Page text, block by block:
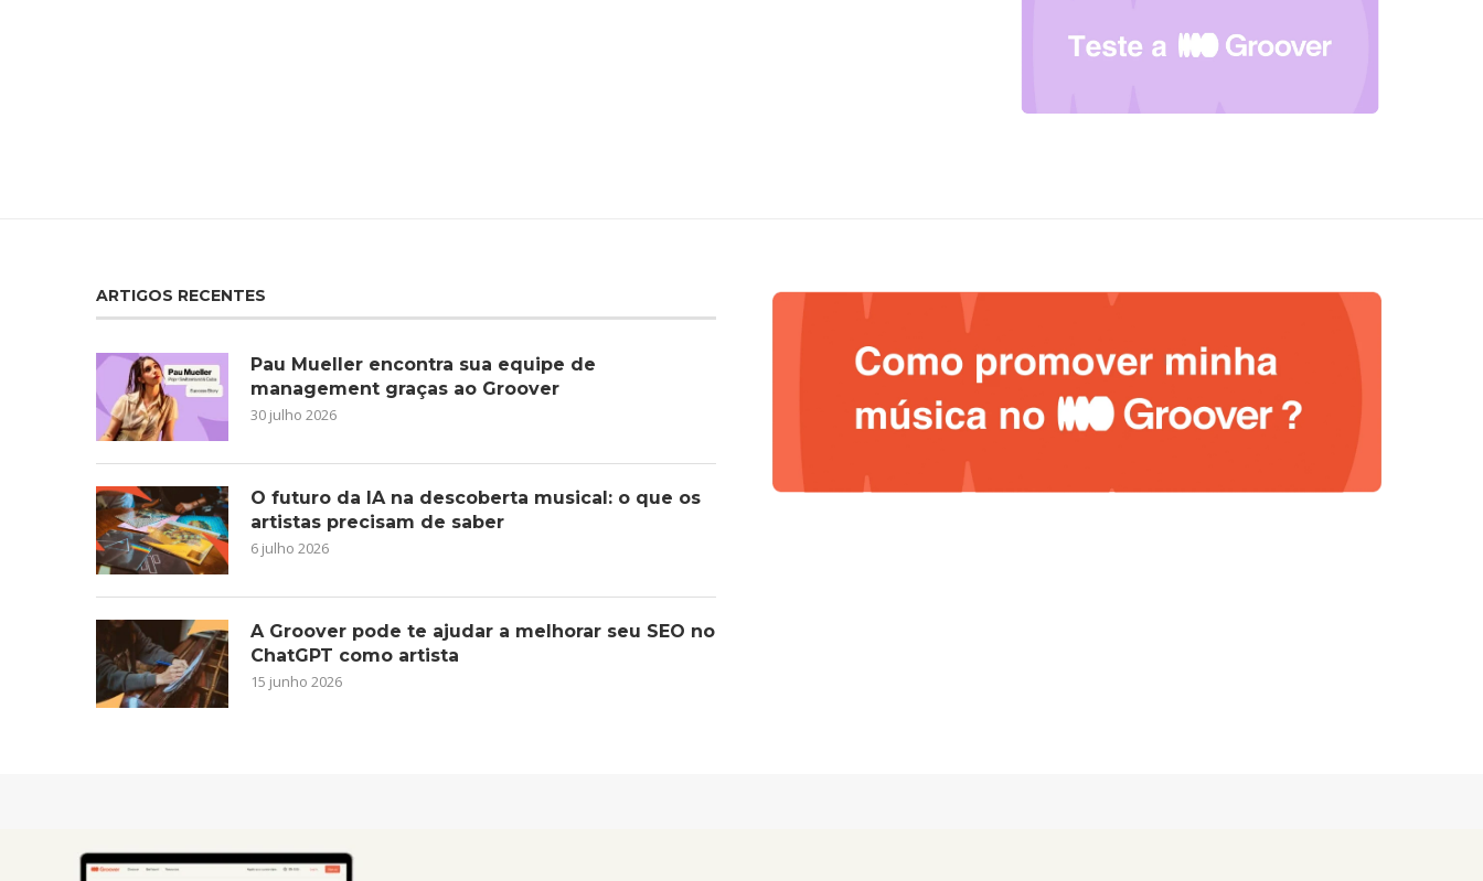
ARTIGOS RECENTES
Pau Mueller encontra sua equipe de
management graças ao Groover
30 julho 2026
O futuro da IA na descoberta musical: o que os
artistas precisam de saber
6 julho 2026
A Groover pode te ajudar a melhorar seu SEO no
ChatGPT como artista
15 junho 2026